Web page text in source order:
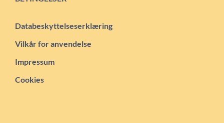
Databeskyttelseserklæring
Vilkår for anvendelse
Impressum
Cookies